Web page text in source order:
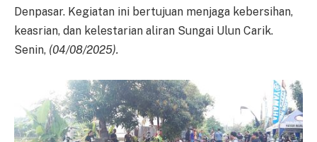
Denpasar. Kegiatan ini bertujuan menjaga kebersihan,
keasrian, dan kelestarian aliran Sungai Ulun Carik.
Senin, (04/08/2025).